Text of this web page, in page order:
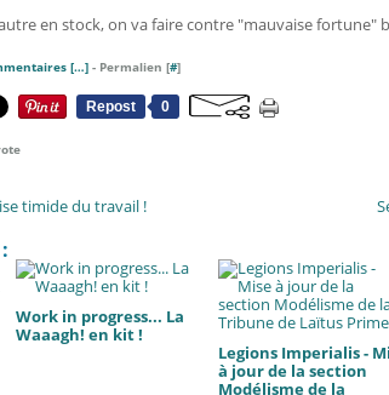
en stock, on va faire contre "mauvaise fortune"
[…] - Permalien [#]
Repost
0
timide du travail !
Work in progress... La
Waaagh! en kit !
Legions Imperialis -
à jour de la section
Modélisme de la